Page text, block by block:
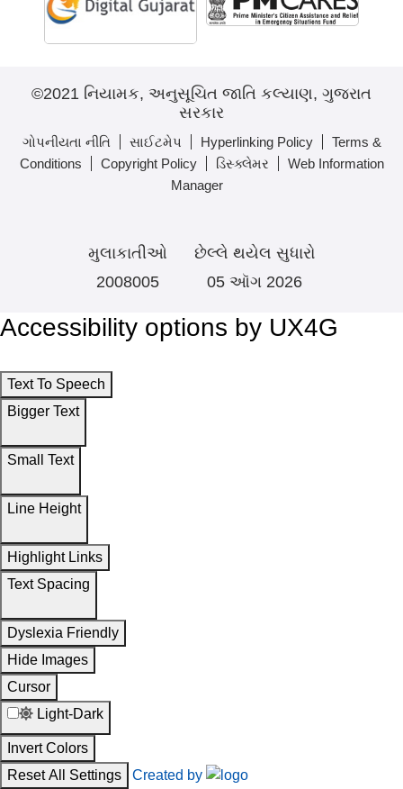
©2021 નિયામક, અનુસૂચિત જાતિ કલ્યાણ, ગુજરાત
સરકાર
ગોપનીયતા નીતિ સાઈટમેપ Hyperlinking Policy
Terms &
Conditions
Copyright Policy ડિસ્ક્લેમર
Web Information
Manager
મુલાકાતીઓ
2008005
છેલ્લે થયેલ સુધારો
05 ઑગ 2026
Accessibility options by UX4G
Text To Speech
Bigger Text
Small Text
Line Height
Highlight Links
Text Spacing
Dyslexia Friendly
Hide Images
Cursor
Light-Dark
Invert Colors
Reset All Settings
Created by